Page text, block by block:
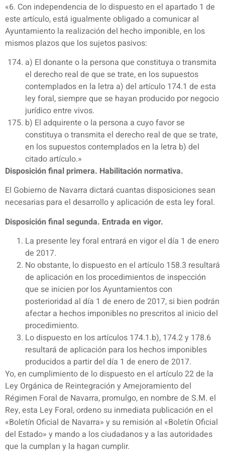
«6. Con independencia de lo dispuesto en el apartado 1 de
este artículo, está igualmente obligado a comunicar al
Ayuntamiento la realización del hecho imponible, en los
mismos plazos que los sujetos pasivos:
a) El donante o la persona que constituya o transmita
el derecho real de que se trate, en los supuestos
contemplados en la letra a) del artículo 174.1 de esta
ley foral, siempre que se hayan producido por negocio
jurídico entre vivos.
b) El adquirente o la persona a cuyo favor se
constituya o transmita el derecho real de que se trate,
en los supuestos contemplados en la letra b) del
citado artículo.»
Disposición final primera. Habilitación normativa.
El Gobierno de Navarra dictará cuantas disposiciones sean
necesarias para el desarrollo y aplicación de esta ley foral.
Disposición final segunda. Entrada en vigor.
La presente ley foral entrará en vigor el día 1 de enero
de 2017.
No obstante, lo dispuesto en el artículo 158.3 resultará
de aplicación en los procedimientos de inspección
que se inicien por los Ayuntamientos con
posterioridad al día 1 de enero de 2017, si bien podrán
afectar a hechos imponibles no prescritos al inicio del
procedimiento.
Lo dispuesto en los artículos 174.1.b), 174.2 y 178.6
resultará de aplicación para los hechos imponibles
producidos a partir del día 1 de enero de 2017.
Yo, en cumplimiento de lo dispuesto en el artículo 22 de la
Ley Orgánica de Reintegración y Amejoramiento del
Régimen Foral de Navarra, promulgo, en nombre de S.M. el
Rey, esta Ley Foral, ordeno su inmediata publicación en el
«Boletín Oficial de Navarra» y su remisión al «Boletín Oficial
del Estado» y mando a los ciudadanos y a las autoridades
que la cumplan y la hagan cumplir.